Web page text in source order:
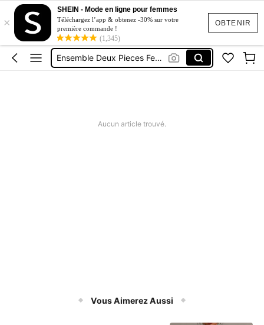
OBTENIR
×
SHEIN - Mode en ligne pour femmes
Téléchargez l’app & obtenez -30% sur votre
première commande !
(1,345)
Short Jeans Femme
Squishy
Ensemble Deux Pieces Femme Chic
Aucun article trouvé.
Vous Aimerez Aussi